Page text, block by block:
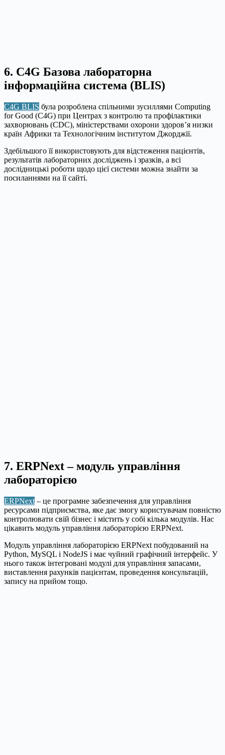
6. C4G Базова лабораторна
інформаційна система (BLIS)
C4G BLIS була розроблена спільними зусиллями Computing
for Good (C4G) при Центрах з контролю та профілактики
захворювань (CDC), міністерствами охорони здоров’я низки
країн Африки та Технологічним інститутом Джорджії.
Здебільшого її використовують для відстеження пацієнтів,
результатів лабораторних досліджень і зразків, а всі
дослідницькі роботи щодо цієї системи можна знайти за
посиланнями на її сайті.
7. ERPNext – модуль управління
лабораторією
ERPNext – це програмне забезпечення для управління
ресурсами підприємства, яке дає змогу користувачам повністю
контролювати свій бізнес і містить у собі кілька модулів. Нас
цікавить модуль управління лабораторією ERPNext.
Модуль управління лабораторією ERPNext побудований на
Python, MySQL і NodeJS і має чуйний графічний інтерфейс. У
нього також інтегровані модулі для управління запасами,
виставлення рахунків пацієнтам, проведення консультацій,
запису на прийом тощо.